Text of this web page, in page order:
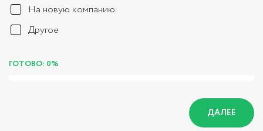
На новую компанию
Другое
ГОТОВО: 0%
ДАЛЕЕ